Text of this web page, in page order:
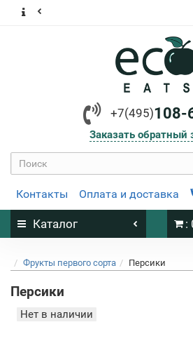
+7(495)108-
Заказать обратный
Контакты Оплата и доставка
Каталог :
Фрукты первого сорта Персики
Персики
Нет в наличии